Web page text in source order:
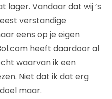
lager. Vandaar dat wij ’s
verstandige
eens op je eigen
heeft daardoor al
waarvan ik een
Niet dat ik dat erg
maar.